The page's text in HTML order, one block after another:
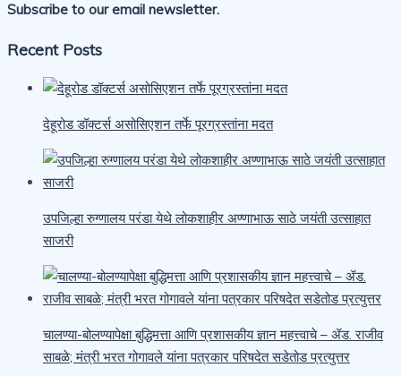
Subscribe to our email newsletter.
Recent Posts
देहूरोड डॉक्टर्स असोसिएशन तर्फे पूरग्रस्तांना मदत
उपजिल्हा रुग्णालय परंडा येथे लोकशाहीर अण्णाभाऊ साठे जयंती उत्साहात
साजरी
चालण्या-बोलण्यापेक्षा बुद्धिमत्ता आणि प्रशासकीय ज्ञान महत्त्वाचे – ॲड. राजीव
साबळे; मंत्री भरत गोगावले यांना पत्रकार परिषदेत सडेतोड प्रत्युत्तर